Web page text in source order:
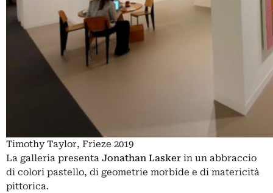
Timothy Taylor, Frieze 2019
La galleria presenta Jonathan Lasker in un abbraccio
di colori pastello, di geometrie morbide e di matericità
pittorica.